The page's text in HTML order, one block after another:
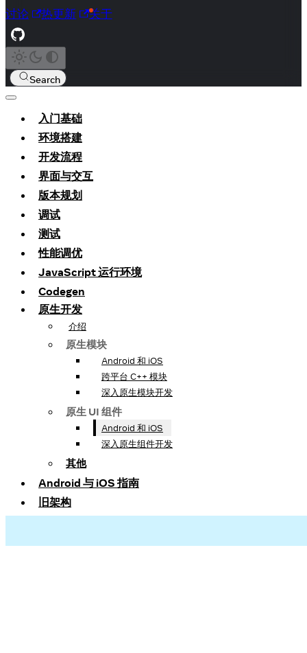
讨论 热更新 关于
Search
入门基础
环境搭建
开发流程
界面与交互
版本规划
调试
测试
性能调优
JavaScript 运行环境
Codegen
原生开发
介绍
原生模块
Android 和 iOS
跨平台 C++ 模块
深入原生模块开发
原生 UI 组件
Android 和 iOS
深入原生组件开发
其他
Android 与 iOS 指南
旧架构